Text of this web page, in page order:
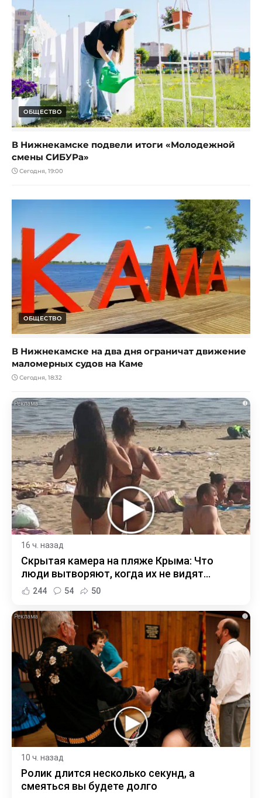
ОБЩЕСТВО
В Нижнекамске подвели итоги «Молодежной
смены СИБУРа»
Сегодня, 19:00
ОБЩЕСТВО
В Нижнекамске на два дня ограничат движение
маломерных судов на Каме
Сегодня, 18:32
i
16 ч. назад
Скрытая камера на пляже Крыма: Что
люди вытворяют, когда их не видят...
244 54 50
i
10 ч. назад
Ролик длится несколько секунд, а
смеяться вы будете долго